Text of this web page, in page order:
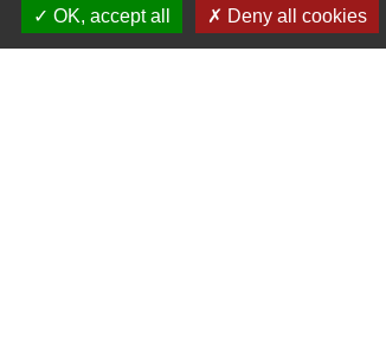
OK, accept all Deny all cookies